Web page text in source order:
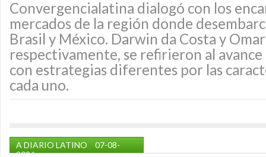
Convergencialatina dialogó con los
mercados de la región donde
Brasil y México. Darwin da Costa y
respectivamente, se refirieron al avance
con estrategias diferentes por las
cada uno.
A DIARIO LATINO
07-08-
2026